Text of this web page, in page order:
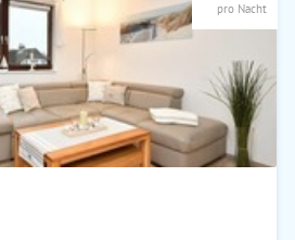
pro Nacht